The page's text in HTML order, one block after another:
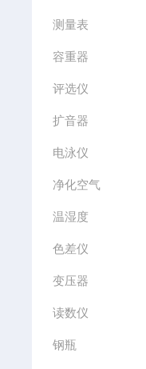
测量表
容重器
评选仪
扩音器
电泳仪
净化空气
温湿度
色差仪
变压器
读数仪
钢瓶